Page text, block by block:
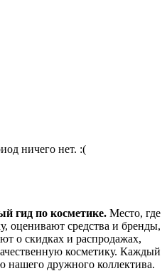
ничего нет. :(
гид по косметике. Место, где
оценивают средства и бренды,
о скидках и распродажах,
косметику. Каждый
нашего дружного коллектива.